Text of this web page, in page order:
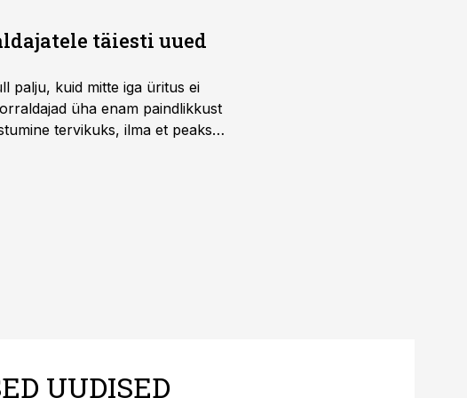
täiesti uued
palju, kuid mitte iga üritus ei
üha enam paindlikkust
tervikuks, ilma et peaks
UUDISED